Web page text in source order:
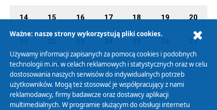
14 15 16 17 18 19 20
27
28 29 30 31 01 02 03
Ważne: nasze strony wykorzystują pliki cookies.
Używamy informacji zapisanych za pomocą cookies i podobnych
technologii m.in. w celach reklamowych i statystycznych oraz w celu
dostosowania naszych serwisów do indywidualnych potrzeb
użytkowników. Mogą też stosować je współpracujący z nami
reklamodawcy, firmy badawcze oraz dostawcy aplikacji
multimedialnych. W programie służącym do obsługi internetu